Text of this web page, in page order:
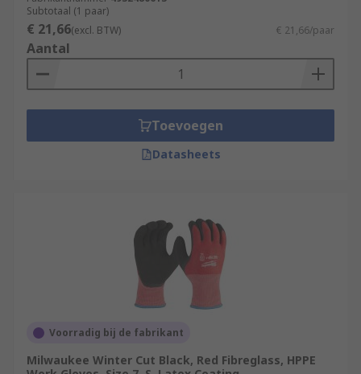
Subtotaal (1 paar)
€ 21,66(excl. BTW) € 21,66/paar
Aantal
Toevoegen
Datasheets
Voorradig bij de fabrikant
Milwaukee Winter Cut Black, Red Fibreglass, HPPE